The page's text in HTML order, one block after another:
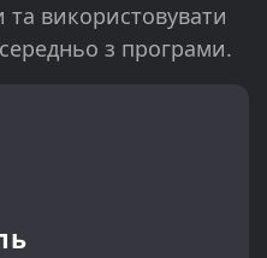
використовувати
з програми.